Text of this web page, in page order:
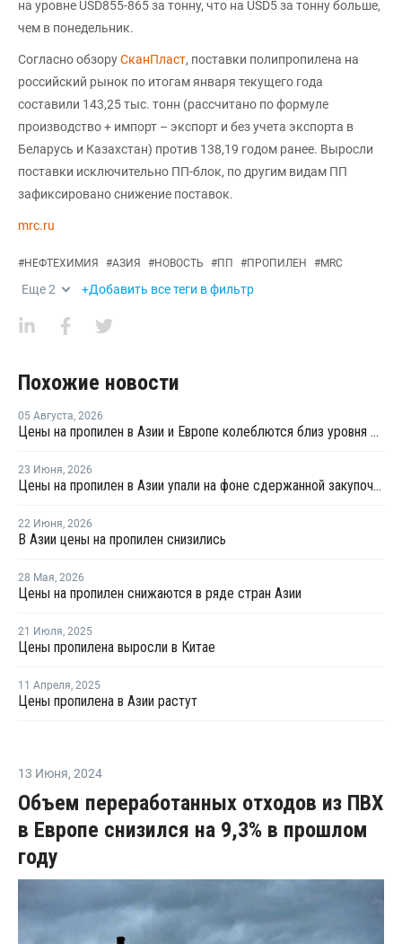
на уровне USD855-865 за тонну, что на USD5 за тонну больше,
чем в понедельник.
Согласно обзоруСканПласт, поставки полипропилена на
российский рынок по итогам января текущего года
составили 143,25 тыс. тонн (рассчитано по формуле
производство + импорт – экспорт и без учета экспорта в
Беларусь и Казахстан) против 138,19 годом ранее. Выросли
поставки исключительно ПП-блок, по другим видам ПП
зафиксировано снижение поставок.
mrc.ru
#НЕФТЕХИМИЯ #АЗИЯ #НОВОСТЬ #ПП #ПРОПИЛЕН #MRC
Еще2 +Добавить все теги в фильтр
Похожие новости
05 Августа, 2026
Цены на пропилен в Азии и Европе колеблются близ уровня в USD1000
23 Июня, 2026
Цены на пропилен в Азии упали на фоне сдержанной закупочной активности
22 Июня, 2026
В Азии цены на пропилен снизились
28 Мая, 2026
Цены на пропилен снижаются в ряде стран Азии
21 Июля, 2025
Цены пропилена выросли в Китае
11 Апреля, 2025
Цены пропилена в Азии растут
13 Июня, 2024
Объем переработанных отходов из ПВХ
в Европе снизился на 9,3% в прошлом
году